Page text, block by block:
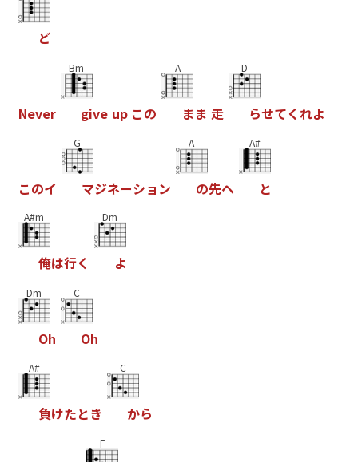
ど
Never
Bm
give up この
A
まま 走
D
らせてく れよ
このイ
G
マジネーショ ン
A
の先ヘ
A#
と
A#m
俺は行く
Dm
よ
Dm
Oh
C
Oh
A#
負けたとき
C
から
F